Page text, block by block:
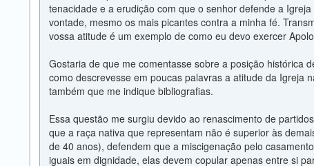
tenacidade e a erudição com que o senhor defende a
vontade, mesmo os mais picantes contra a minha fé.
vossa atitude é um exemplo de como eu devo exercer
Gostaria de que me comentasse sobre a posição histórica
como descrevesse em poucas palavras a atitude da Igreja
também que me indique bibliografias.
Essa questão me surgiu devido ao renascimento de
que a raça nativa que representam não é superior às
de 40 anos), defendem que a miscigenação pelo
iguais em dignidade, elas devem copular apenas entre si